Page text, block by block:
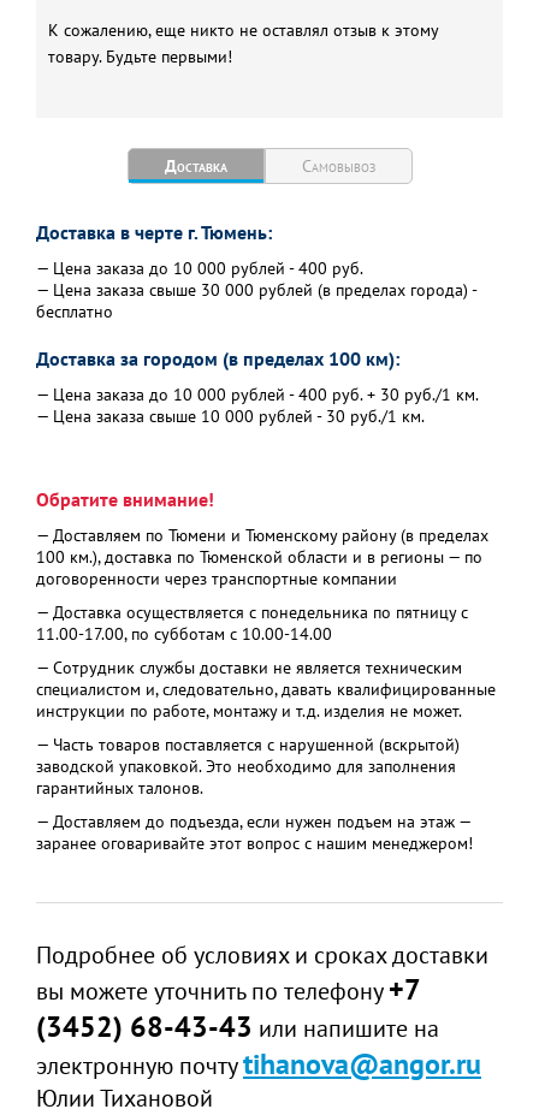
К сожалению, еще никто не оставлял отзыв к этому
товару. Будьте первыми!
Доставка Самовывоз
Доставка в черте г. Тюмень:
— Цена заказа до 10 000 рублей - 400 руб.
— Цена заказа свыше 30 000 рублей (в пределах города) -
бесплатно
Доставка за городом (в пределах 100 км):
— Цена заказа до 10 000 рублей - 400 руб. + 30 руб./1 км.
— Цена заказа свыше 10 000 рублей - 30 руб./1 км.
Обратите внимание!
— Доставляем по Тюмени и Тюменскому району (в пределах
100 км.), доставка по Тюменской области и в регионы — по
договоренности через транспортные компании
— Доставка осуществляется с понедельника по пятницу с
11.00-17.00, по субботам с 10.00-14.00
— Сотрудник службы доставки не является техническим
специалистом и, следовательно, давать квалифицированные
инструкции по работе, монтажу и т.д. изделия не может.
— Часть товаров поставляется с нарушенной (вскрытой)
заводской упаковкой. Это необходимо для заполнения
гарантийных талонов.
— Доставляем до подъезда, если нужен подъем на этаж —
заранее оговаривайте этот вопрос с нашим менеджером!
Подробнее об условиях и сроках доставки
вы можете уточнить по телефону+7
(3452) 68-43-43 или напишите на
электронную почтуtihanova@angor.ru
Юлии Тихановой